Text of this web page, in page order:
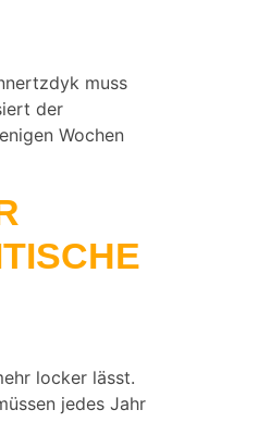
muss
der
Wochen
locker lässt.
jedes Jahr